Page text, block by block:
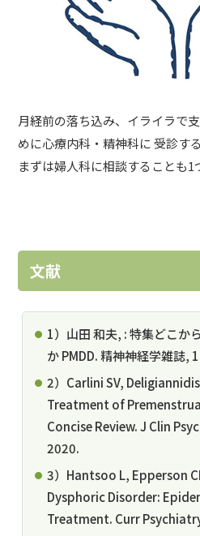
月経前の落ち込み、イライラで
めに心療内科・精神科に 受診す
まずは婦人科に相談することも1
文献
1）山田 和夫, : 特集どこか
か PMDD. 精神神経学雑誌,
2）Carlini SV,
Treatment of
Concise Review. J Clin
2020.
3）Hantsoo L, Epperson
Dysphoric Disorder:
Treatment. Curr